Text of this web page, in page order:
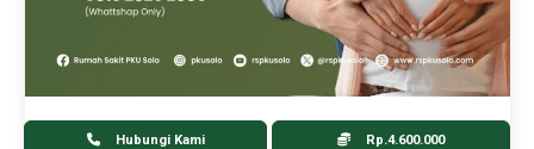
Hubungi Kami Rp.4.600.000